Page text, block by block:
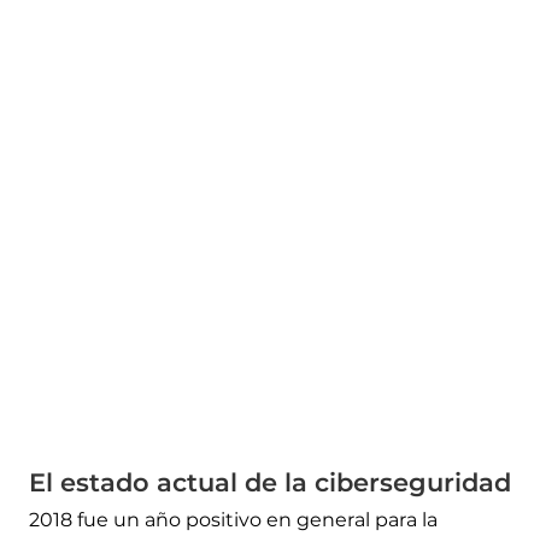
El estado actual de la ciberseguridad
2018 fue un año positivo en general para la